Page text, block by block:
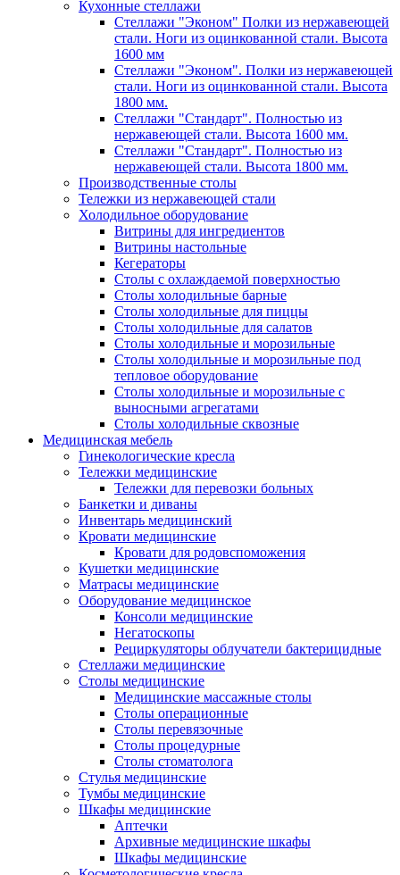
Кухонные стеллажи
Стеллажи "Эконом" Полки из нержавеющей
стали. Ноги из оцинкованной стали. Высота
1600 мм
Стеллажи "Эконом". Полки из нержавеющей
стали. Ноги из оцинкованной стали. Высота
1800 мм.
Стеллажи "Стандарт". Полностью из
нержавеющей стали. Высота 1600 мм.
Стеллажи "Стандарт". Полностью из
нержавеющей стали. Высота 1800 мм.
Производственные столы
Тележки из нержавеющей стали
Холодильное оборудование
Витрины для ингредиентов
Витрины настольные
Кегераторы
Столы с охлаждаемой поверхностью
Столы холодильные барные
Столы холодильные для пиццы
Столы холодильные для салатов
Столы холодильные и морозильные
Столы холодильные и морозильные под
тепловое оборудование
Столы холодильные и морозильные с
выносными агрегатами
Столы холодильные сквозные
Медицинская мебель
Гинекологические кресла
Тележки медицинские
Тележки для перевозки больных
Банкетки и диваны
Инвентарь медицинский
Кровати медицинские
Кровати для родовспоможения
Кушетки медицинские
Матраcы медицинские
Оборудование медицинское
Консоли медицинские
Негатоскопы
Рециркуляторы облучатели бактерицидные
Стеллажи медицинские
Столы медицинские
Медицинские массажные столы
Столы операционные
Столы перевязочные
Столы процедурные
Столы стоматолога
Стулья медицинские
Тумбы медицинские
Шкафы медицинские
Аптечки
Архивные медицинские шкафы
Шкафы медицинские